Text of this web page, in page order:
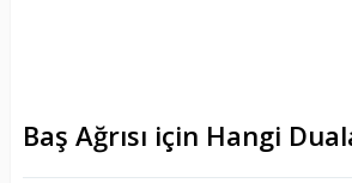
Baş Ağrısı için Hangi